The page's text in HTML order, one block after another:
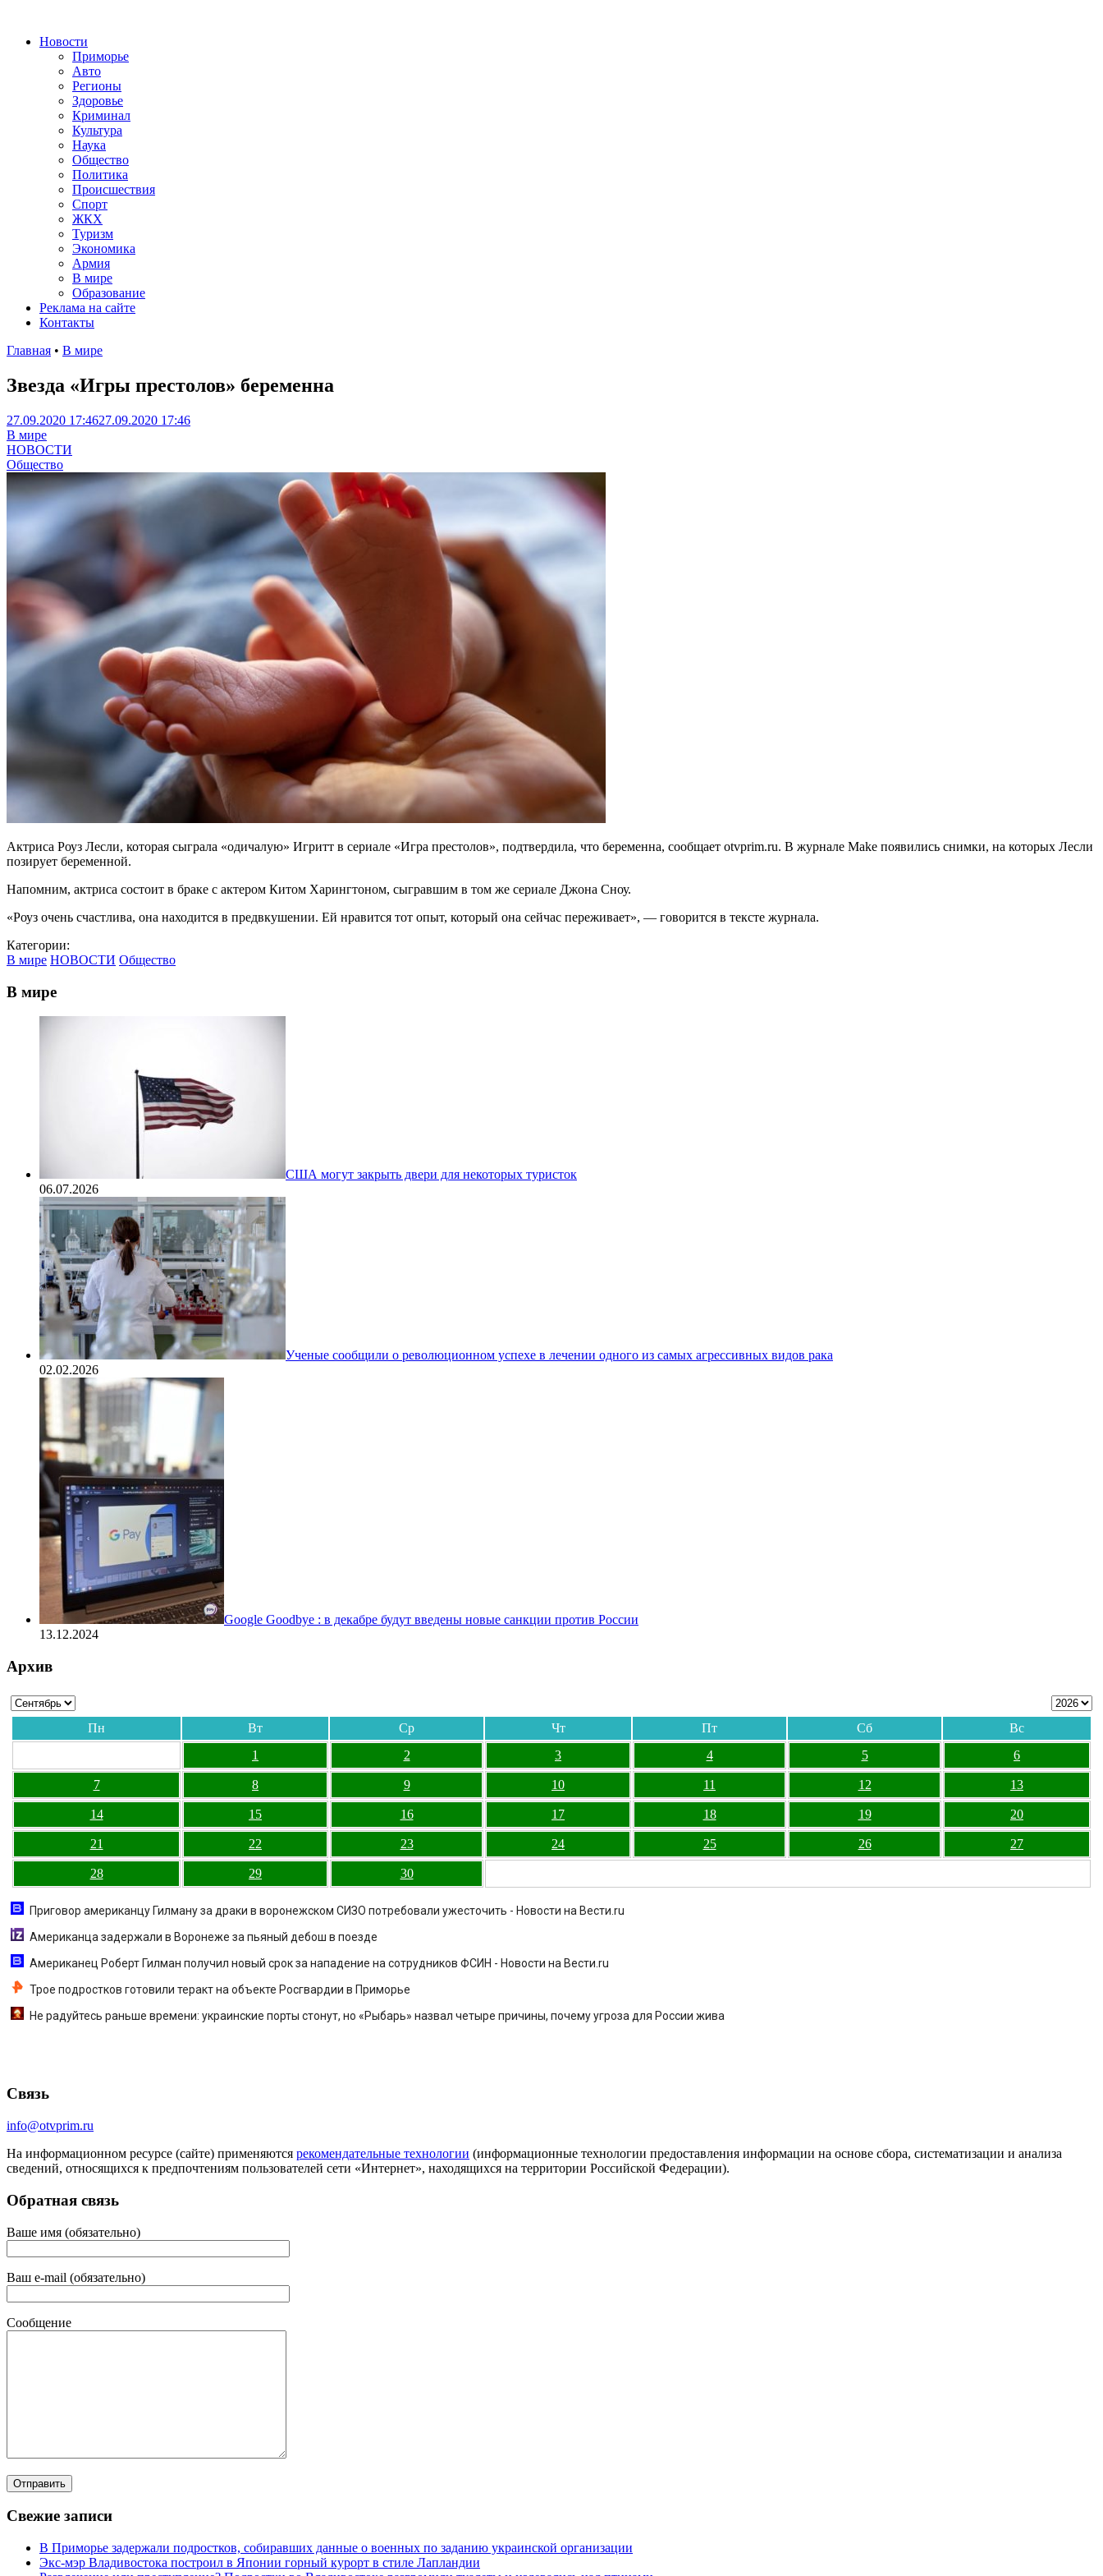
Новости
Приморье
Авто
Регионы
Здоровье
Криминал
Культура
Наука
Общество
Политика
Происшествия
Спорт
ЖКХ
Туризм
Экономика
Армия
В мире
Образование
Реклама на сайте
Контакты
Главная • В мире
Звезда «Игры престолов» беременна
27.09.2020 17:4627.09.2020 17:46
В мире
НОВОСТИ
Общество
Актриса Роуз Лесли, которая сыграла «одичалую» Игритт в сериале «Игра престолов», подтвердила, что беременна, сообщает otvprim.ru. В журнале Make появились снимки, на которых Лесли
позирует беременной.
Напомним, актриса состоит в браке с актером Китом Харингтоном, сыгравшим в том же сериале Джона Сноу.
«Роуз очень счастлива, она находится в предвкушении. Ей нравится тот опыт, который она сейчас переживает», — говорится в тексте журнала.
Категории:
В мире НОВОСТИ Общество
В мире
США могут закрыть двери для некоторых туристок
06.07.2026
Ученые сообщили о революционном успехе в лечении одного из самых агрессивных видов рака
02.02.2026
Google Goodbye : в декабре будут введены новые санкции против России
13.12.2024
Архив
Пн Вт Ср Чт Пт Сб
Вс
1
2 3 4 5 6
7 8 9 10 11 12 13
14 15 16 17 18 19 20
21 22 23 24 25 26 27
28 29 30
Приговор американцу Гилману за драки в воронежском СИЗО потребовали ужесточить - Новости на Вести.ru
Американца задержали в Воронеже за пьяный дебош в поезде
Американец Роберт Гилман получил новый срок за нападение на сотрудников ФСИН - Новости на Вести.ru
Трое подростков готовили теракт на объекте Росгвардии в Приморье
Не радуйтесь раньше времени: украинские порты стонут, но «Рыбарь» назвал четыре причины, почему угроза для России жива
Связь
info@otvprim.ru
На информационном ресурсе (сайте) применяются рекомендательные технологии (информационные технологии предоставления информации на основе сбора, систематизации и анализа
сведений, относящихся к предпочтениям пользователей сети «Интернет», находящихся на территории Российской Федерации).
Обратная связь
Ваше имя (обязательно)
Ваш e-mail (обязательно)
Сообщение
Свежие записи
В Приморье задержали подростков, собиравших данные о военных по заданию украинской организации
Экс-мэр Владивостока построил в Японии горный курорт в стиле Лапландии